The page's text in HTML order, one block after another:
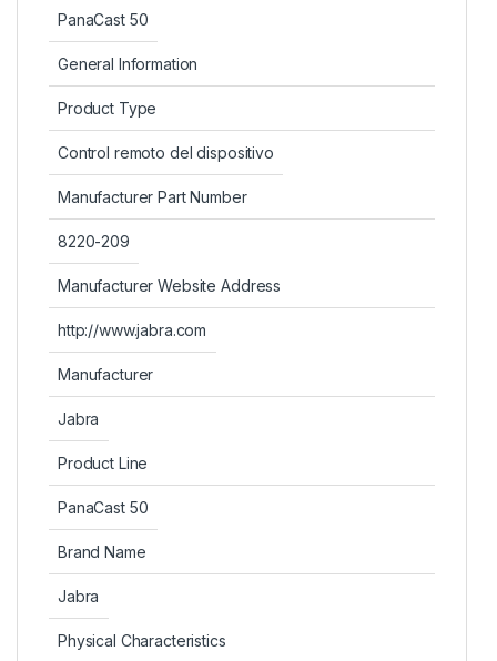
PanaCast 50
General Information
Product Type
Control remoto del dispositivo
Manufacturer Part Number
8220-209
Manufacturer Website Address
http://www.jabra.com
Manufacturer
Jabra
Product Line
PanaCast 50
Brand Name
Jabra
Physical Characteristics